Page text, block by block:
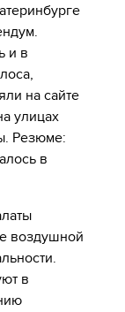
и в
на сайте
улицах
Резюме:
в
воздушной
в